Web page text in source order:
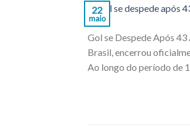
22
maio
Gol se Despede Após
Brasil, encerrou
Ao longo do período de